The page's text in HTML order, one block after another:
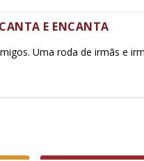
E ENCANTA
Uma roda de irmãs e